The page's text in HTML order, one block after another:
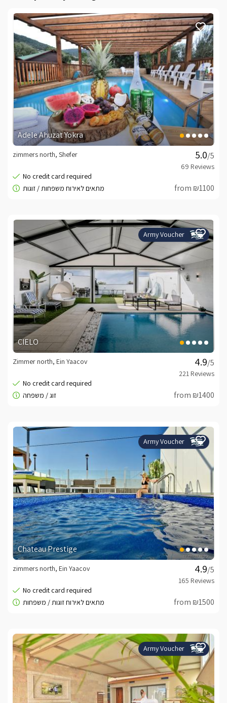
Adele Ahuzat Yokra
/5
zimmers north, Shefer
from ₪1100
Army Voucher
CIELO
/5
Zimmer north, Ein Yaacov
from ₪1400
Army Voucher
Chateau Prestige
/5
zimmers north, Ein Yaacov
from ₪1500
Army Voucher